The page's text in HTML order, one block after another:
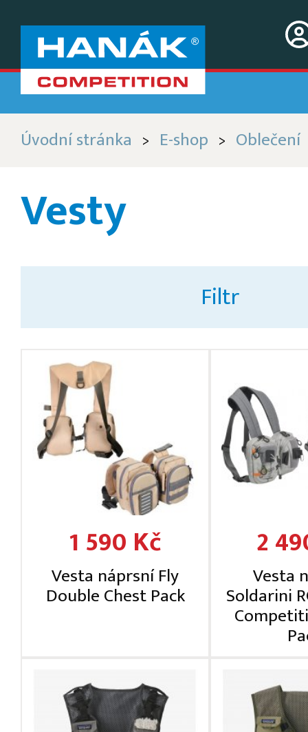
Úvodní stránka > E-shop > Oblečení
Vesty
Filtr
1 590 Kč
Vesta náprsní Fly
Double Chest Pack
2
Vesta
Soldarini